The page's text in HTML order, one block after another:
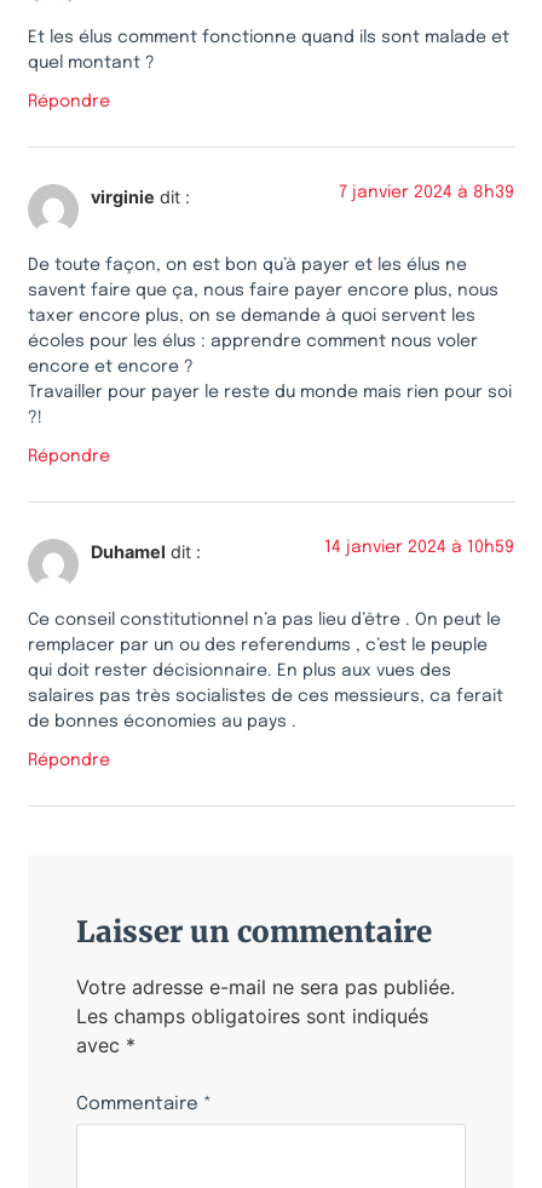
Et les élus comment fonctionne quand ils sont malade et
quel montant ?
Répondre
virginie dit : 7 janvier 2024 à 8h39
De toute façon, on est bon qu’à payer et les élus ne
savent faire que ça, nous faire payer encore plus, nous
taxer encore plus, on se demande à quoi servent les
écoles pour les élus : apprendre comment nous voler
encore et encore ?
Travailler pour payer le reste du monde mais rien pour soi
?!
Répondre
Duhamel dit : 14 janvier 2024 à 10h59
Ce conseil constitutionnel n’a pas lieu d’être . On peut le
remplacer par un ou des referendums , c’est le peuple
qui doit rester décisionnaire. En plus aux vues des
salaires pas très socialistes de ces messieurs, ca ferait
de bonnes économies au pays .
Répondre
Laisser un commentaire
Votre adresse e-mail ne sera pas publiée.
Les champs obligatoires sont indiqués
avec *
Commentaire *